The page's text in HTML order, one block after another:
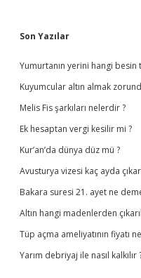
Sidebar
Son Yazılar
Yumurtanın yerini hangi besin
Kuyumcular altın almak
Melis Fis şarkıları nelerdir ?
Ek hesaptan vergi kesilir mi ?
Kur’an’da dünya düz mü ?
Avusturya vizesi kaç ayda
Bakara suresi 21. ayet ne
Altın hangi madenlerden
Tüp açma ameliyatının fiyatı
Yarım debriyaj ile nasıl kalkılır